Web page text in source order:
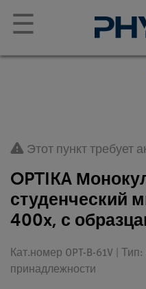
☰
Этот пункт требует
OPTIKA
студенческий
400x, с
Кат.номер OPT-B-61V |
принадлежности